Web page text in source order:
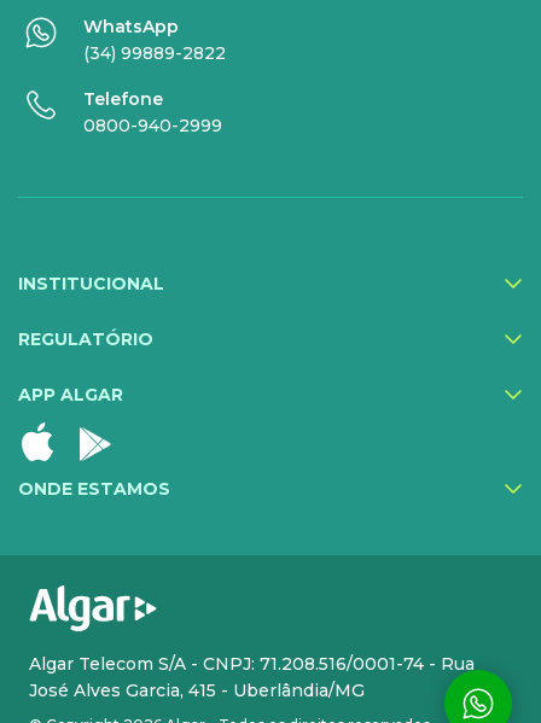
SERVIÇOS
DIGITAIS
Compartilhe Energia
Exa Segurança
MediQuo Empresas
Helptec
Inner IA
Todos os serviços
Cloud Plus
Cloud Phone Pro Atendimento Premium
WhatsApp
(34) 99889-2822
Telefone
0800-940-2999
INSTITUCIONAL
REGULATÓRIO
APP ALGAR
ONDE ESTAMOS
Algar Telecom S/A - CNPJ: 71.208.516/0001-74 - Rua
José Alves Garcia, 415 - Uberlândia/MG